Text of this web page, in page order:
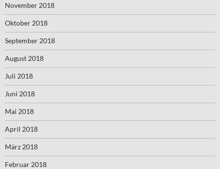
November 2018
Oktober 2018
September 2018
August 2018
Juli 2018
Juni 2018
Mai 2018
April 2018
März 2018
Februar 2018